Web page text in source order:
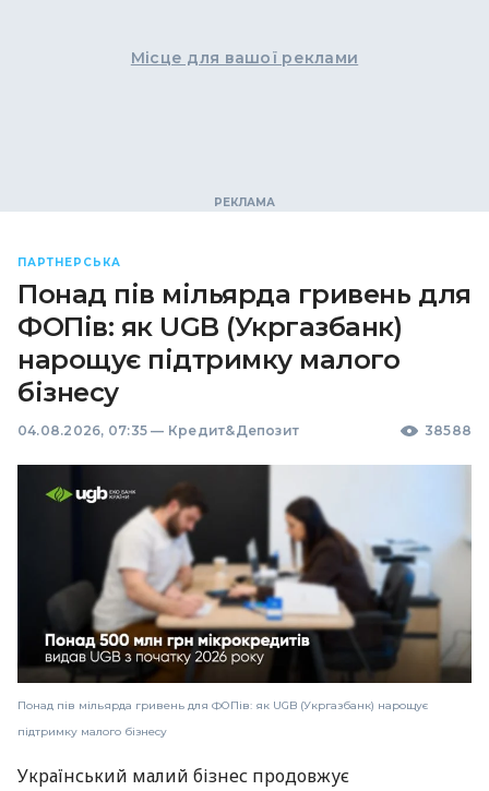
Місце для вашої реклами
ПАРТНЕРСЬКА
Понад пів мільярда гривень для
ФОПів: як UGB (Укргазбанк)
нарощує підтримку малого
бізнесу
04.08.2026, 07:35 — Кредит&Депозит 38588
Понад пів мільярда гривень для ФОПів: як UGB (Укргазбанк) нарощує
підтримку малого бізнесу
Український малий бізнес продовжує